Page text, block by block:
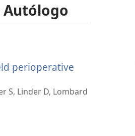
Autólogo
perioperative
S, Linder D, Lombard